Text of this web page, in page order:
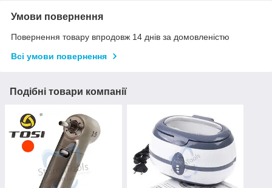
Умови повернення
Повернення товару впродовж 14 днів за домовленістю
Всі умови повернення
Подібні товари компанії